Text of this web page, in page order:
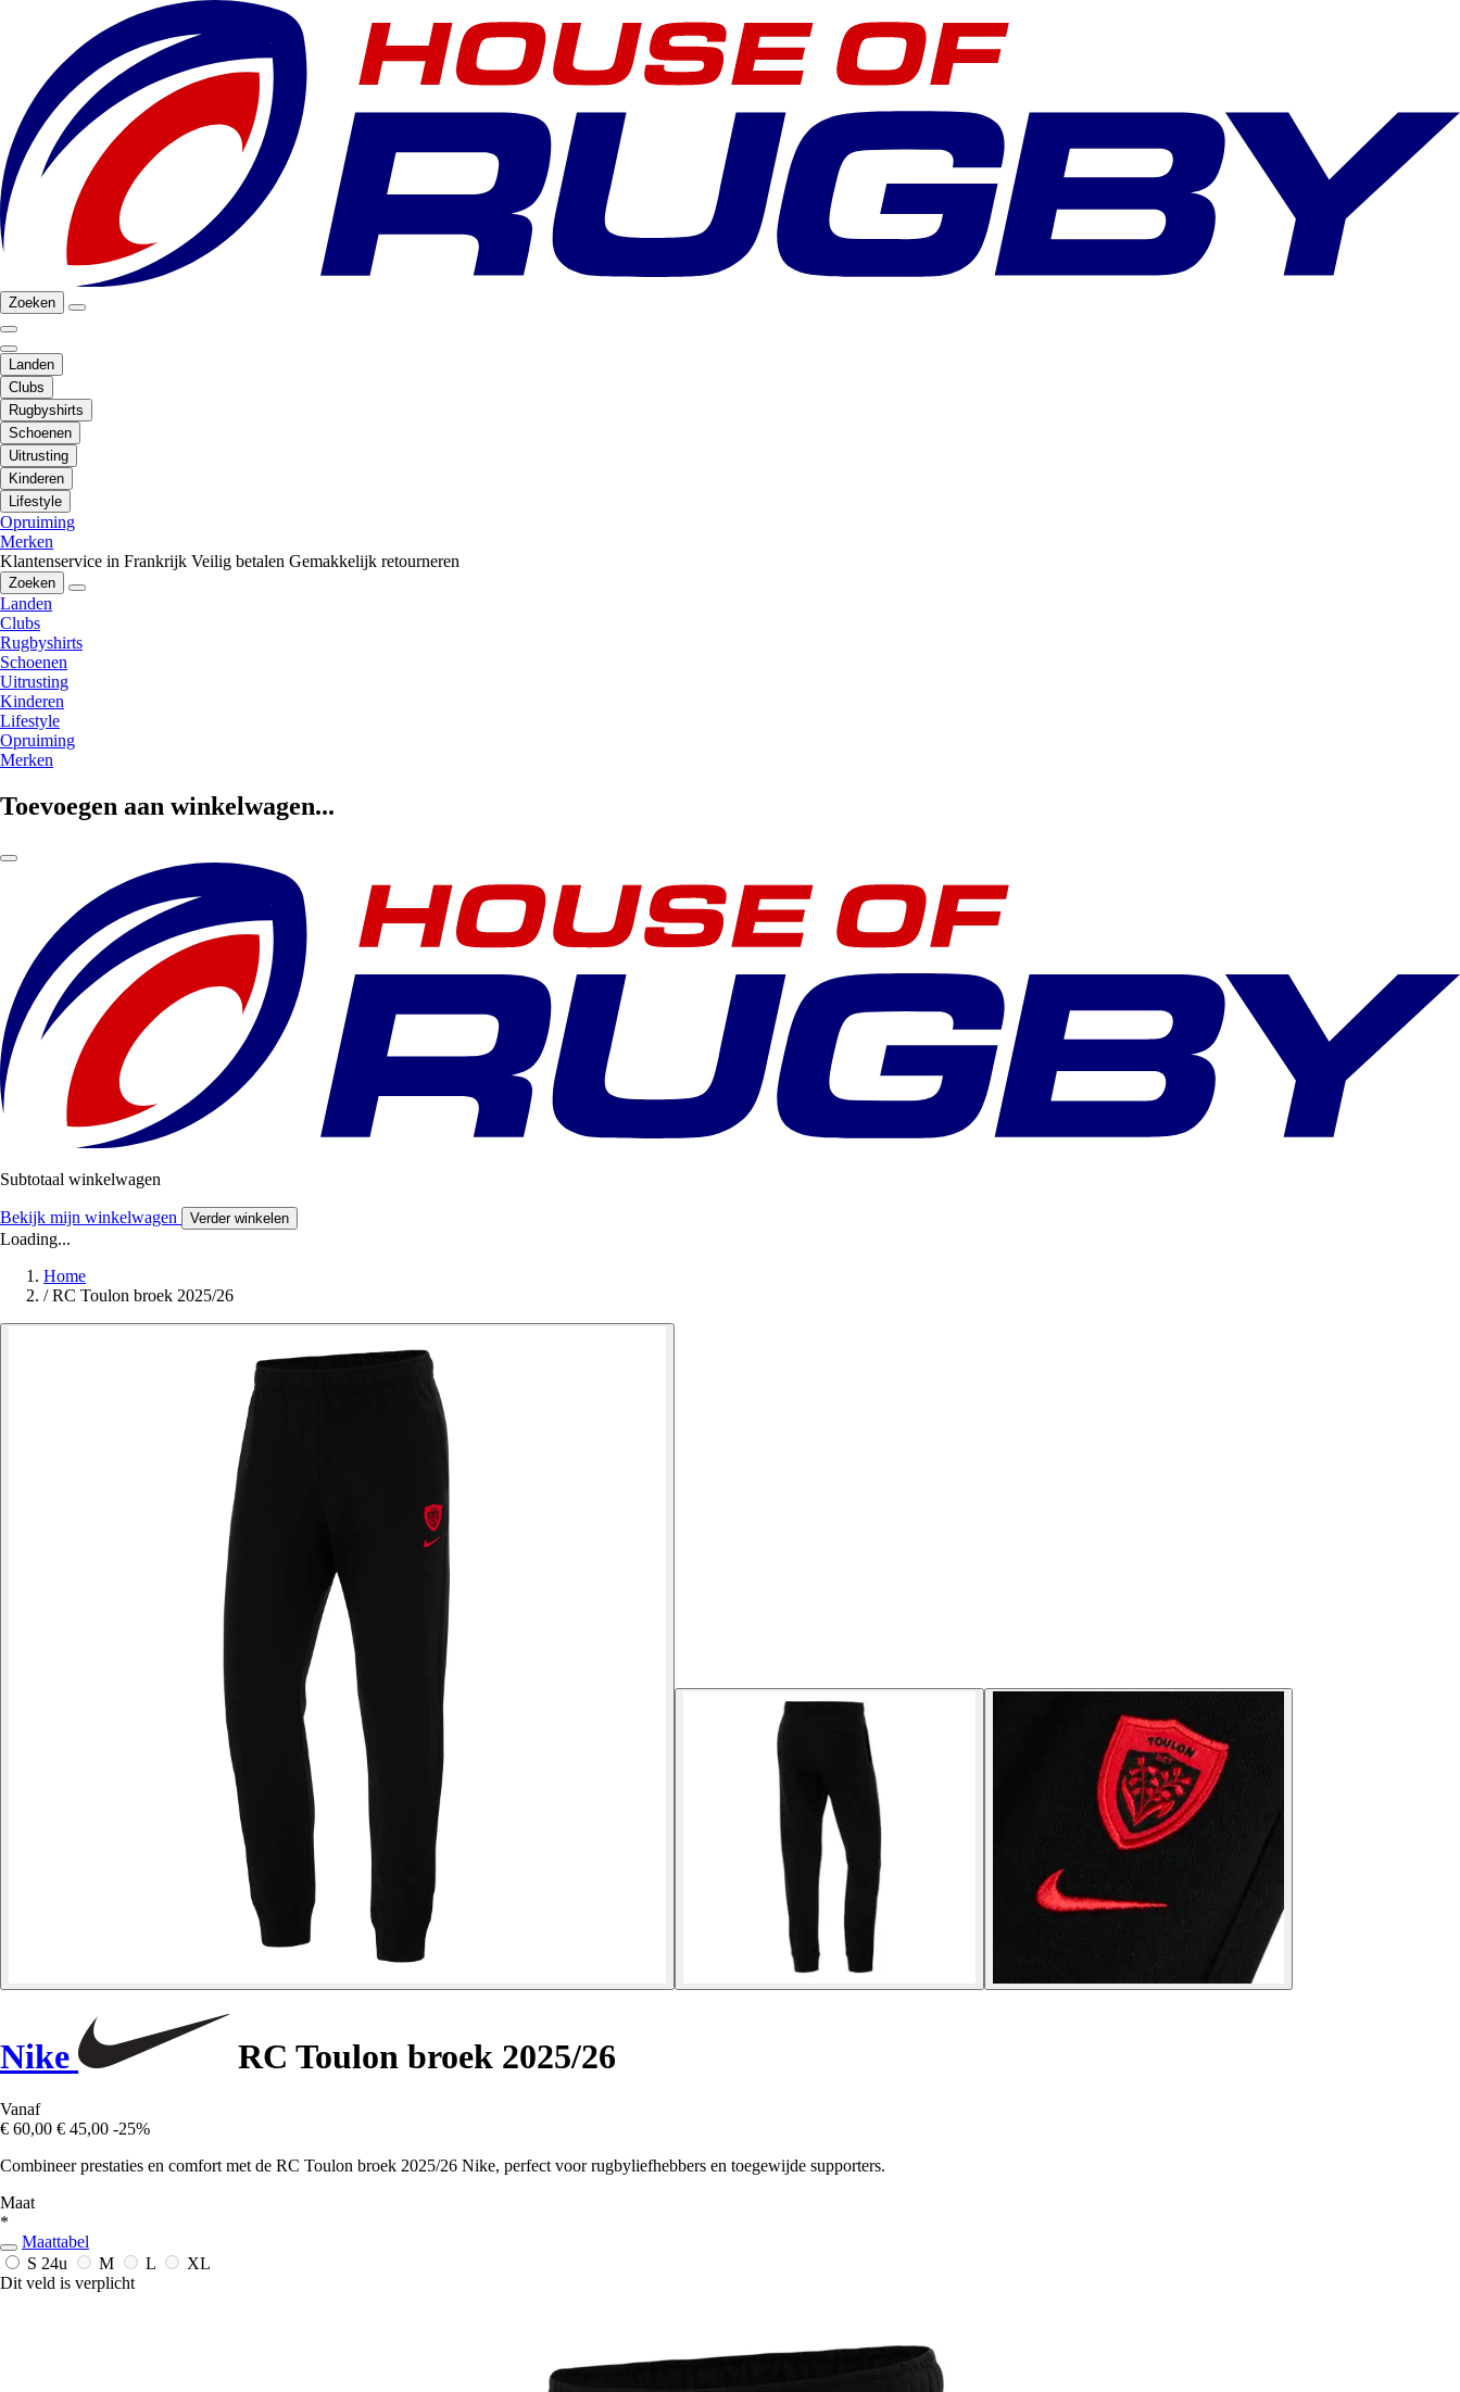
Zoeken
Landen
Clubs
Rugbyshirts
Schoenen
Uitrusting
Kinderen
Lifestyle
Opruiming
Merken
Klantenservice in Frankrijk Veilig betalen Gemakkelijk retourneren
Zoeken
Landen
Clubs
Rugbyshirts
Schoenen
Uitrusting
Kinderen
Lifestyle
Opruiming
Merken
Toevoegen aan winkelwagen...
Subtotaal winkelwagen
Bekijk mijn winkelwagen Verder winkelen
Loading...
Home
/ RC Toulon broek 2025/26
Nike RC Toulon broek 2025/26
Vanaf
€ 60,00 € 45,00 -25%
Combineer prestaties en comfort met de RC Toulon broek 2025/26 Nike, perfect voor rugbyliefhebbers en toegewijde supporters.
Maat
*
Maattabel
S 24u M L
XL
Dit veld is verplicht